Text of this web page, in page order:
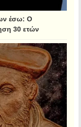
έσω: Ο
30 ετών